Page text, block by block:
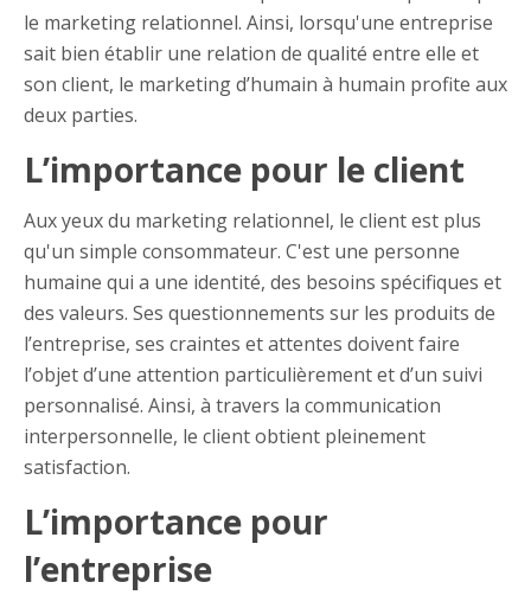
le marketing relationnel. Ainsi, lorsqu'une entreprise
sait bien établir une relation de qualité entre elle et
son client, le marketing d’humain à humain profite aux
deux parties.
L’importance pour le client
Aux yeux du marketing relationnel, le client est plus
qu'un simple consommateur. C'est une personne
humaine qui a une identité, des besoins spécifiques et
des valeurs. Ses questionnements sur les produits de
l’entreprise, ses craintes et attentes doivent faire
l’objet d’une attention particulièrement et d’un suivi
personnalisé. Ainsi, à travers la communication
interpersonnelle, le client obtient pleinement
satisfaction.
L’importance pour
l’entreprise